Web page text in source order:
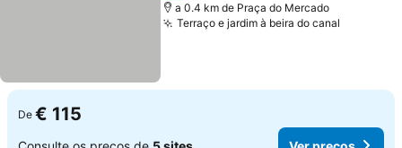
a 0.4 km de Praça do Mercado
Terraço e jardim à beira do canal
De € 115